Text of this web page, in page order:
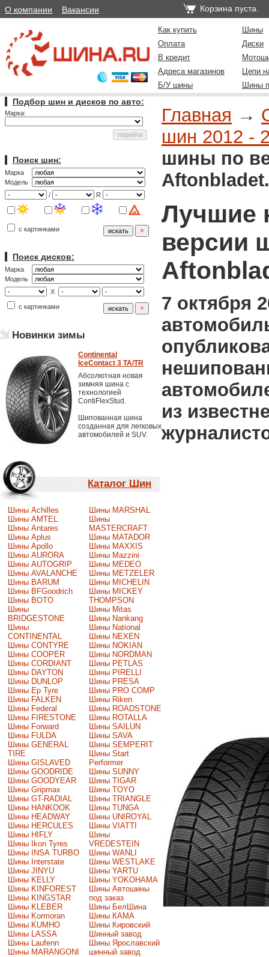
О компании Вакансии Корзина пуста.
Как купить
Шины
Оплата
Диски
В кредит
Адреса магазинов
Цепи
Б/У шины
Шины
Подбор шин и дисков по авто:
Марка:
Поиск шин:
Марка
Модель
/
R
с картинками
Поиск дисков:
Марка
Модель
X
с картинками
Новинки зимы
Continental
IceContact 3 TA/TR
Абсолютная новая
зимняя шина с
технологией
ContiFlexStud.
Шипованная шина
созданная для легковых
автомобилей и SUV.
Каталог Шин
Шины Achilles
Шины AMTEL
Шины Antares
Шины Aplus
Шины Apollo
Шины AURORA
Шины AUTOGRIP
Шины AVALANCHE
Шины BARUM
Шины BFGoodrich
Шины BOTO
Шины
BRIDGESTONE
Шины
CONTINENTAL
Шины CONTYRE
Шины COOPER
Шины CORDIANT
Шины DAYTON
Шины DUNLOP
Шины Ep Tyre
Шины FALKEN
Шины Federal
Шины FIRESTONE
Шины Forward
Шины FULDA
Шины GENERAL
TIRE
Шины GISLAVED
Шины GOODRIDE
Шины GOODYEAR
Шины Gripmax
Шины GT-RADIAL
Шины HANKOOK
Шины HEADWAY
Шины HERCULES
Шины HIFLY
Шины Ikon Tyres
Шины INSA TURBO
Шины Interstate
Шины JINYU
Шины KELLY
Шины KINFOREST
Шины KINGSTAR
Шины KLEBER
Шины Kormoran
Шины KUMHO
Шины LASSA
Шины Laufenn
Шины MARANGONI
Шины MARSHAL
Шины
MASTERCRAFT
Шины MATADOR
Шины MAXXIS
Шины Mazzini
Шины MEDEO
Шины METZELER
Шины MICHELIN
Шины MICKEY
THOMPSON
Шины Mitas
Шины Nankang
Шины National
Шины NEXEN
Шины NOKIAN
Шины NORDMAN
Шины PETLAS
Шины PIRELLI
Шины PRESA
Шины PRO COMP
Шины Riken
Шины ROADSTONE
Шины ROTALLA
Шины SAILUN
Шины SAVA
Шины SEMPERIT
Шины Start
Performer
Шины SUNNY
Шины TIGAR
Шины TOYO
Шины TRIANGLE
Шины TUNGA
Шины UNIROYAL
Шины VIATTI
Шины
VREDESTEIN
Шины WANLI
Шины WESTLAKE
Шины YARTU
Шины YOKOHAMA
Шины Автошины
под заказ
Шины БелШина
Шины КАМА
Шины Кировский
Шинный завод
Шины Ярославский
шинный завод
Главная →
шин 2012 -
шины по
Aftonbladet.
Лучшие
версии
7 октября
из